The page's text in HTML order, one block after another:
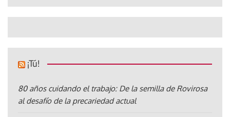
¡Tú!
80 años cuidando el trabajo: De la semilla de Rovirosa
al desafío de la precariedad actual